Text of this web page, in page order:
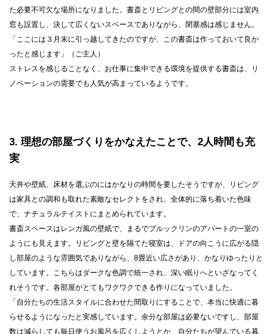
た必要不可欠な場所になりました。書斎とリビングとの間の壁部分には室内
窓も設置し、決して広くないスペースでありながら、閉塞感は感じません。
「ここには３月末に引っ越してきたのですが、この書斎は作っておいて良か
ったと感じます」（ご主人）
ストレスを感じることなく、お仕事に集中できる環境を提供する書斎は、リ
ノベーションの需要でも人気が高まっているようです。
3 理想の部屋づくりをかなえたことで、2人時間も充
実
天井や壁紙、床材を選ぶのにはかなりの時間を要したそうですが、リビング
は家具との調和も取れた素敵なセレクトをされ、全体的に落ち着いた色味
で、ナチュラルテイストにまとめられています。
書斎スペースはレンガ風の壁紙で、まるでブルックリンのアパートの一室の
ようにも見えます。リビングと壁を隔てた寝室は、ドアの向こうに広がる隠
し部屋のような雰囲気でありながら、8畳近い広さがあり、かなりゆったりと
しています。こちらはダークな色調で統一され、深い眠りへといざなってく
れそうです。各部屋がとてもワクワクできる作りになっていました。
「自分たちの生活スタイルに合わせた間取りにすることで、本当に快適に暮
らせるようになったと実感しています。余分な部屋は必要ないですし、部屋
数は減らしても毎日使うお風呂を広くしようとか、自分たちが望んでいる暮